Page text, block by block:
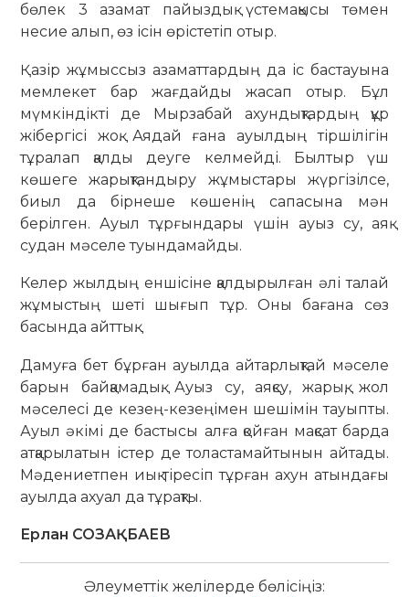
бөлек 3 азамат пайыздық үстемақысы төмен
несие алып, өз ісін өрістетіп отыр.
Қазір жұмыссыз азаматтардың да іс бастауына
мемлекет бар жағдайды жасап отыр. Бұл
мүмкіндікті де Мырзабай ахундықтардың құр
жібергісі жоқ. Аядай ғана ауылдың тіршілігін
тұралап қалды деуге келмейді. Былтыр үш
көшеге жарықтандыру жұмыстары жүргізілсе,
биыл да бірнеше көшенің сапасына мән
берілген. Ауыл тұрғындары үшін ауыз су, аяқ
судан мәселе туындамайды.
Келер жылдың еншісіне қалдырылған әлі талай
жұмыстың шеті шығып тұр. Оны бағана сөз
басында айттық.
Дамуға бет бұрған ауылда айтарлықтай мәселе
барын байқамадық. Ауыз су, аяқсу, жарық, жол
мәселесі де кезең-кезеңімен шешімін тауыпты.
Ауыл әкімі де бастысы алға қойған мақсат барда
атқарылатын істер де толастамайтынын айтады.
Мәдениетпен иық тіресіп тұрған ахун атындағы
ауылда ахуал да тұрақты.
Ерлан СОЗАҚБАЕВ
Әлеуметтік желілерде бөлісіңіз: